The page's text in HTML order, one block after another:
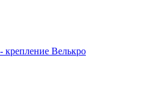
Велькро